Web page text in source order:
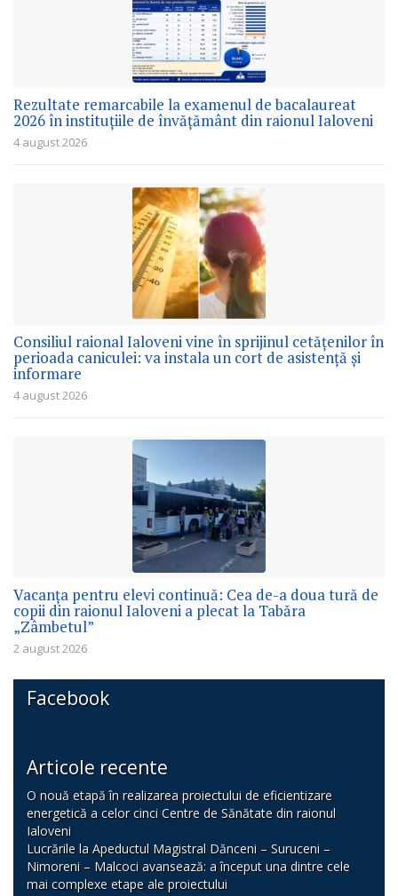
Rezultate remarcabile la examenul de bacalaureat
2026 în instituțiile de învățământ din raionul Ialoveni
4 august 2026
Consiliul raional Ialoveni vine în sprijinul cetățenilor în
perioada caniculei: va instala un cort de asistență și
informare
4 august 2026
Vacanța pentru elevi continuă: Cea de-a doua tură de
copii din raionul Ialoveni a plecat la Tabăra
„Zâmbetul”
2 august 2026
Facebook
Articole recente
O nouă etapă în realizarea proiectului de eficientizare
energetică a celor cinci Centre de Sănătate din raionul
Ialoveni
Lucrările la Apeductul Magistral Dănceni – Suruceni –
Nimoreni – Malcoci avansează: a început una dintre cele
mai complexe etape ale proiectului